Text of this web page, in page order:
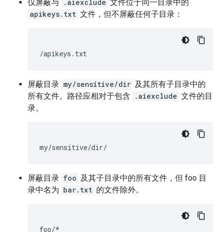
仅屏蔽与 .aiexclude 文件位于同一目录中的
apikeys.txt 文件，但不屏蔽任何子目录：
屏蔽目录 my/sensitive/dir 及其所有子目录中的
所有文件。路径应相对于包含
.aiexclude 文件的目
录。
屏蔽目录 foo 及其子目录中的所有文件，但 foo 目
录中名为 bar.txt 的文件除外。
foo/*